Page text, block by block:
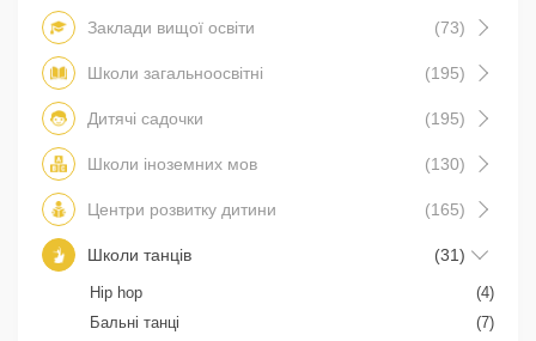
Заклади вищої освіти (73)
Школи загальноосвітні (195)
Дитячі садочки (195)
Школи іноземних мов (130)
Центри розвитку дитини (165)
Школи танців (31)
Hip hop
(4)
Бальні танці
(7)